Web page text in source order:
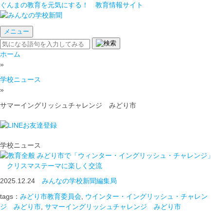
ぐんまの教育を元気にする！ 教育情報サイト
メニュー
ホーム
»
学校ニュース
»
サマーイングリッシュチャレンジ みどり市
学校ニュース
みどり市で「ウィンター・イングリッシュ・チャレンジ」
クリスマステーマに楽しく交流
2025.12.24 みんなの学校新聞編集局
tags： みどり市教育委員会 ウインター・イングリッシュ・チャレン
ジ みどり市 サマーイングリッシュチャレンジ みどり市